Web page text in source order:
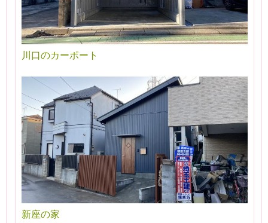
川口のカーポート
新座の家